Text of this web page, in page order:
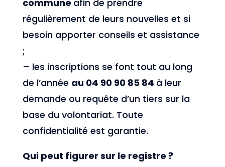
commune afin de prendre
régulièrement de leurs nouvelles et si
besoin apporter conseils et assistance
;
– les inscriptions se font tout au long
de l’année au 04 90 90 85 84 à leur
demande ou requête d’un tiers sur la
base du volontariat. Toute
confidentialité est garantie.
Qui peut figurer sur le registre ?